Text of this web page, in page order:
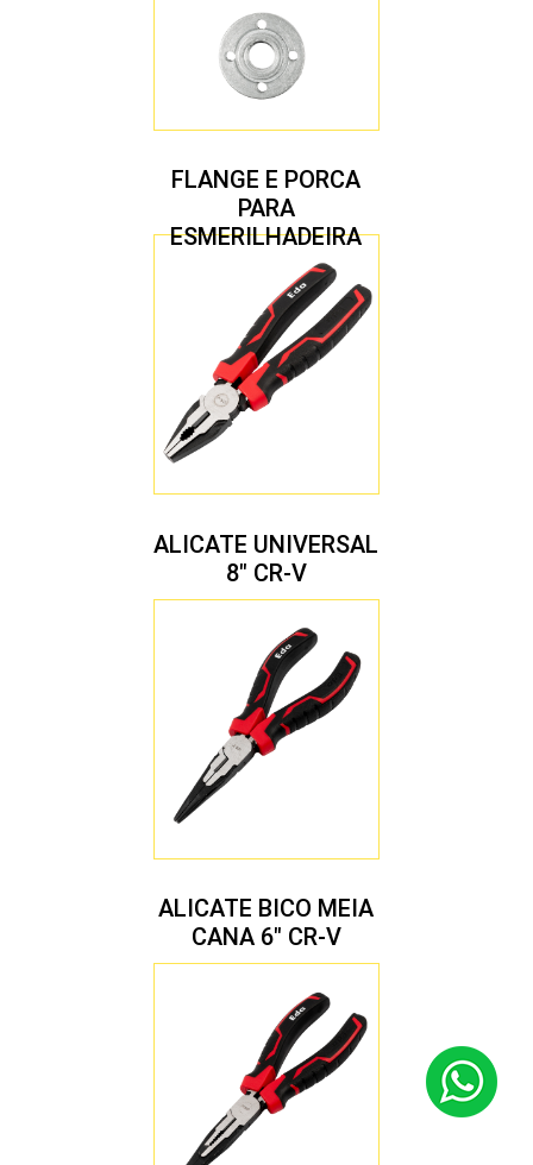
FLANGE E PORCA
PARA
ESMERILHADEIRA
4.1/2″ 20,00 MM
ALICATE UNIVERSAL
8″ CR-V
ALICATE BICO MEIA
CANA 6″ CR-V